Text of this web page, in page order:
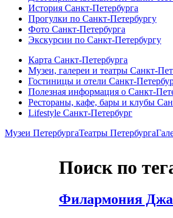
История Санкт-Петербурга
Прогулки по Санкт-Петербургу
Фото Санкт-Петербурга
Экскурсии по Санкт-Петербургу
Карта Санкт-Петербурга
Музеи, галереи и театры Санкт-
Гостиницы и отели Санкт-
Полезная информация о Санкт-
Рестораны, кафе, бары и клубы
Lifestyle Санкт-Петербург
Музеи ПетербургаТеатры Петербурга
Поиск по
Филармония